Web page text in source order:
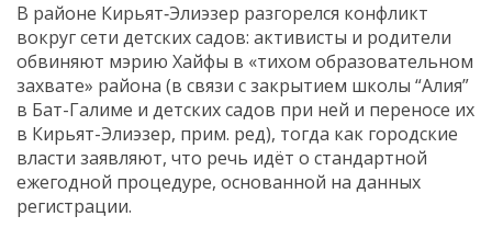
В районе Кирьят‑Элиэзер разгорелся конфликт
вокруг сети детских садов: активисты и родители
обвиняют мэрию Хайфы в «тихом образовательном
захвате» района (в связи с закрытием школы “Алия”
в Бат-Галиме и детских садов при ней и переносе их
в Кирьят-Элиэзер, прим. ред), тогда как городские
власти заявляют, что речь идёт о стандартной
ежегодной процедуре, основанной на данных
регистрации.